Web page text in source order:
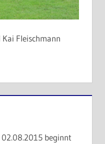
Kai Fleischmann
beginnt